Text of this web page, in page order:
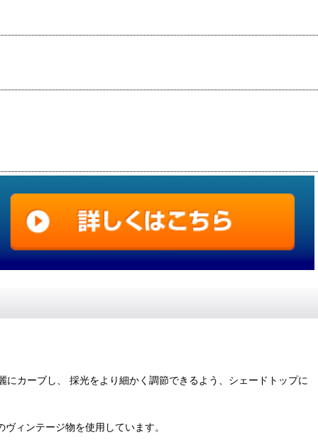
カーブし、 採光をより細かく調節できるよう、シェードトップに
ィンテージ物を使用しています。